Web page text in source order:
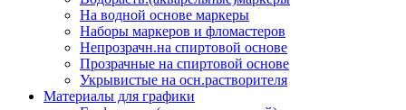
На водной основе маркеры
Наборы маркеров и фломастеров
Непрозрачн.на спиртовой основе
Прозрачные на спиртовой основе
Укрывистые на осн.растворителя
Материалы для графики